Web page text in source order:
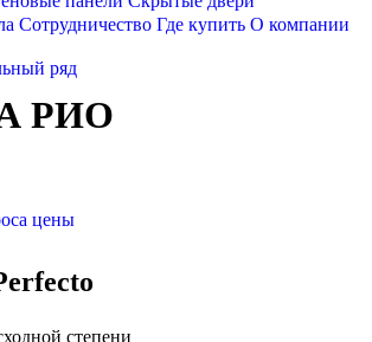
Сотрудничество Где купить О компании
ряд
РИО
цены
степени